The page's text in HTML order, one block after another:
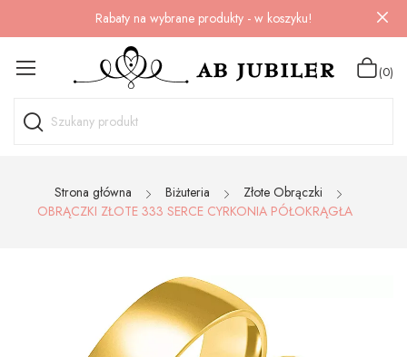
Rabaty na wybrane produkty - w koszyku!
(0)
Strona główna Biżuteria
Złote Obrączki
OBRĄCZKI ZŁOTE 333 SERCE CYRKONIA PÓŁOKRĄGŁA